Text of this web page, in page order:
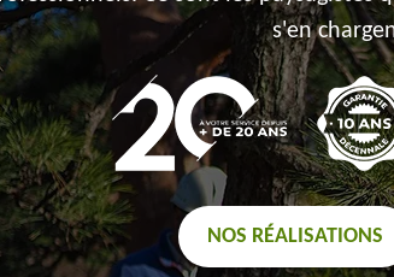
s'en
NOS RÉALISATIONS